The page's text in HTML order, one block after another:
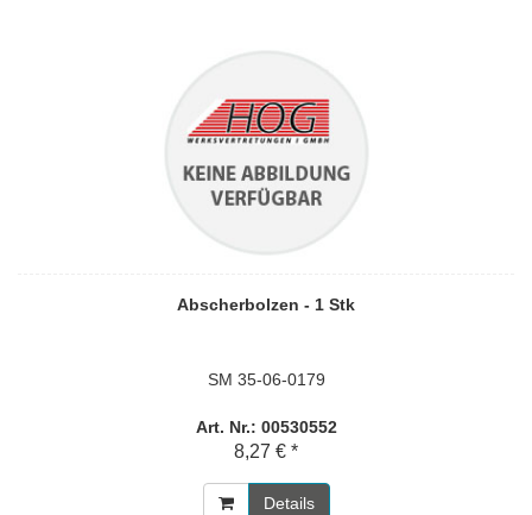
Abscherbolzen - 1 Stk
SM 35-06-0179
Art. Nr.: 00530552
8,27 € *
Details